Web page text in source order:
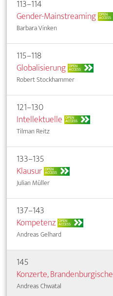
113–114
Gender-Mainstreaming OPEN
ACCESS
Barbara Vinken
115–118
Globalisierung OPEN
ACCESS
Robert Stockhammer
121–130
Intellektuelle OPEN
ACCESS
Tilman Reitz
133–135
Klausur OPEN
ACCESS
Julian Müller
137–143
Kompetenz OPEN
ACCESS
Andreas Gelhard
145
Konzerte, Brandenburgische
Andreas Chwatal